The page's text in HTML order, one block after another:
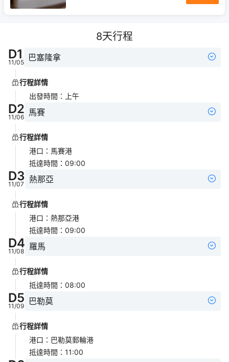
8天行程
D1
11/05 巴塞隆拿
行程詳情
出發時間 ： 上午
D2
11/06 馬賽
行程詳情
港口 ： 馬賽港
抵達時間 ： 09:00
D3
11/07 熱那亞
行程詳情
港口 ： 熱那亞港
抵達時間 ： 09:00
D4
11/08 羅馬
行程詳情
抵達時間 ： 08:00
D5
11/09 巴勒莫
行程詳情
港口 ： 巴勒莫郵輪港
抵達時間 ： 11:00